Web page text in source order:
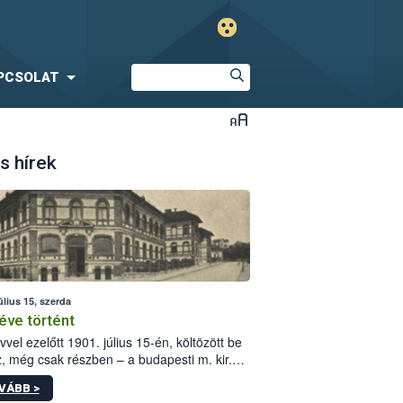
hírek
15, szerda
történt
ezelőtt 1901. július 15-én, költözött be
még csak részben – a budapesti m. kir.
állomás a Kis Rókus utca
alatti, Czigler Győző által tervezett új
>